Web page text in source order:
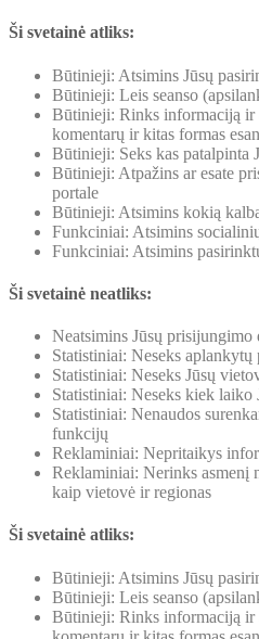
Ši svetainė atliks:
Būtinieji: Atsimins Jūsų
Būtinieji: Leis seanso
Būtinieji: Rinks informaciją ir
komentarų ir kitas formas
Būtinieji: Seks kas patalpinta
Būtinieji: Atpažins ar esate
portale
Būtinieji: Atsimins kokią
Funkciniai: Atsimins
Funkciniai: Atsimins
Ši svetainė neatliks:
Neatsimins Jūsų prisijungimo
Statistiniai: Neseks
Statistiniai: Neseks Jūsų
Statistiniai: Neseks kiek laiko
Statistiniai: Nenaudos
funkcijų
Reklaminiai: Nepritaikys
Reklaminiai: Nerinks asmenį
kaip vietovė ir regionas
Ši svetainė atliks:
Būtinieji: Atsimins Jūsų
Būtinieji: Leis seanso
Būtinieji: Rinks informaciją ir